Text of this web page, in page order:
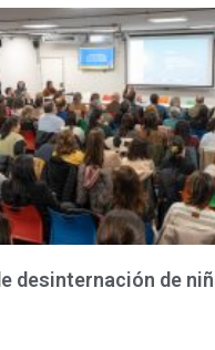
desinternación de